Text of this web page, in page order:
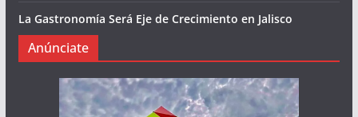
La Gastronomía Será Eje de Crecimiento en Jalisco
Anúnciate